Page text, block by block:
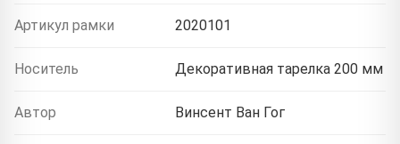
Артикул рамки 2020101
Носитель Декоративная тарелка 200 мм
Автор Винсент Ван Гог